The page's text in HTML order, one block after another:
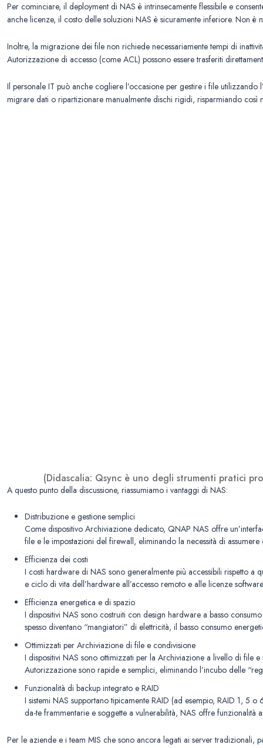
Per cominciare, il deployment di NAS è intrinsecamente flessibile e
anche licenze, il costo delle soluzioni NAS è sicuramente inferiore. Non
Inoltre, la migrazione dei file non richiede necessariamente tempi di
Autorizzazione di accesso (come ACL) possono essere trasferiti
Il personale IT può anche cogliere l’occasione per gestire i file
migrare dati o ripartizionare manualmente dischi rigidi, risparmiando così
(Didascalia: Qsync è uno degli strumenti pratici
A questo punto della discussione, riassumiamo i vantaggi di NAS:
Distribuzione e gestione semplici
Come dispositivo Archiviazione dedicato, QNAP NAS offre
file e le impostazioni del firewall, eliminando la necessità di
Efficienza dei costi
I costi hardware di NAS sono generalmente più accessibili rispetto a
e ciclo di vita dell’hardware all’accesso remoto e alle licenze
Efficienza energetica e di spazio
I dispositivi NAS sono costruiti con design hardware a basso
spesso diventano “mangiatori” di elettricità, il basso consumo
Ottimizzati per Archiviazione di file e condivisione
I dispositivi NAS sono ottimizzati per la Archiviazione a livello di file
Autorizzazione sono rapide e semplici, eliminando l’incubo delle
Funzionalità di backup integrato e RAID
I sistemi NAS supportano tipicamente RAID (ad esempio, RAID 1,
da-te frammentarie e soggette a vulnerabilità, NAS offre funzionalità
Per le aziende e i team MIS che sono ancora legati ai server tradizionali,